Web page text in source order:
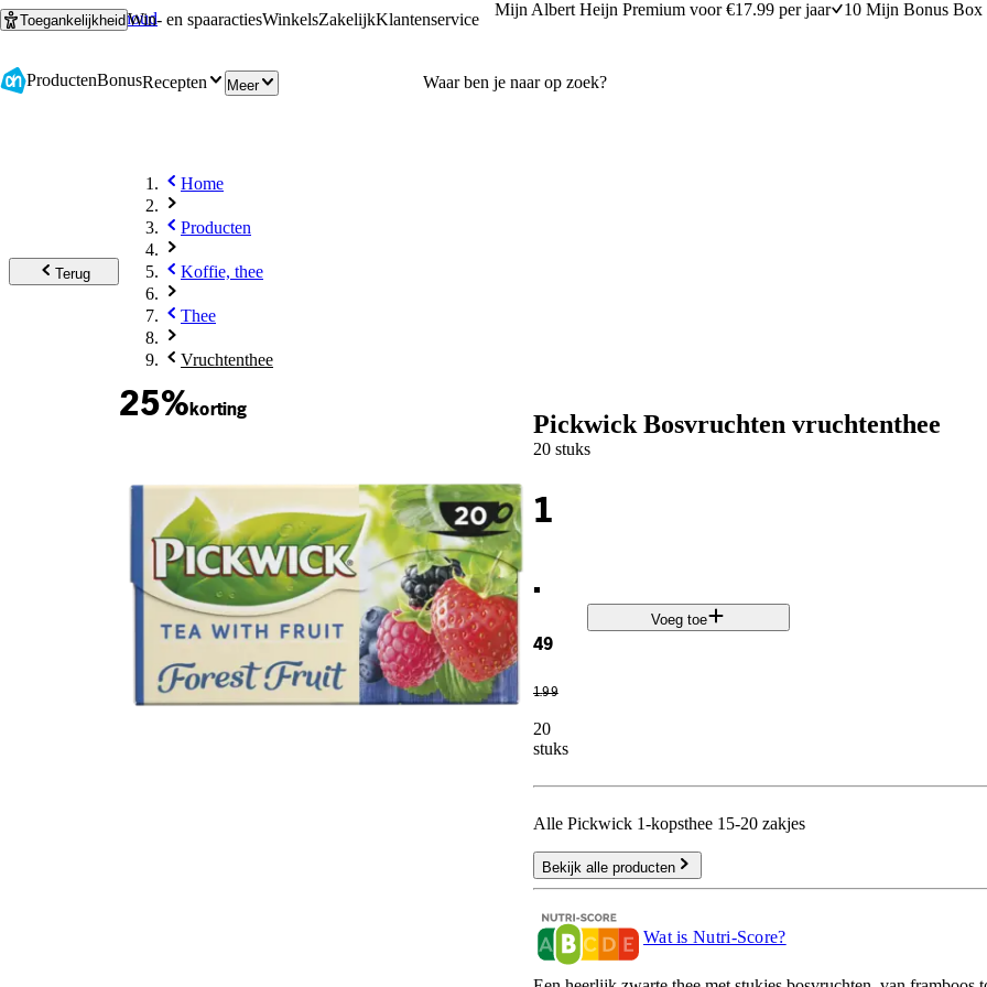
Ga naar hoofdinhoud
Ga naar zoeken
ToegankelijkheidWin- en spaaractiesWinkelsZakelijkKlantenservice
Mijn Albert Heijn Premium voor €17.99 per jaar 10 Mijn Bonus Box
ProductenBonusRecepten Meer
Terug
Home
Producten
Koffie, thee
Thee
Vruchtenthee
25%korting Pickwick Bosvruchten vruchtenthee
20 stuks
1
.
49
1.99
20
stuks
Voeg toe
Alle Pickwick 1-kopsthee 15-20 zakjes
Bekijk alle producten
Wat is Nutri-Score?